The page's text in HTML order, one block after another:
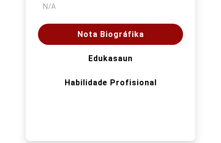
N/A
Nota Biográfika
Edukasaun
Habilidade Profisional